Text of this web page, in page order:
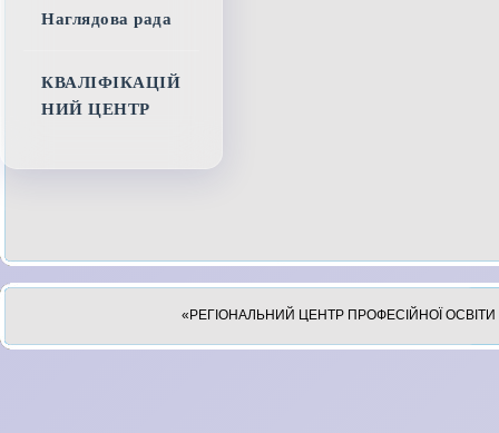
Наглядова рада
КВАЛІФІКАЦІЙ
НИЙ ЦЕНТР
«РЕГІОНАЛЬНИЙ ЦЕНТР ПРОФЕСІЙНОЇ